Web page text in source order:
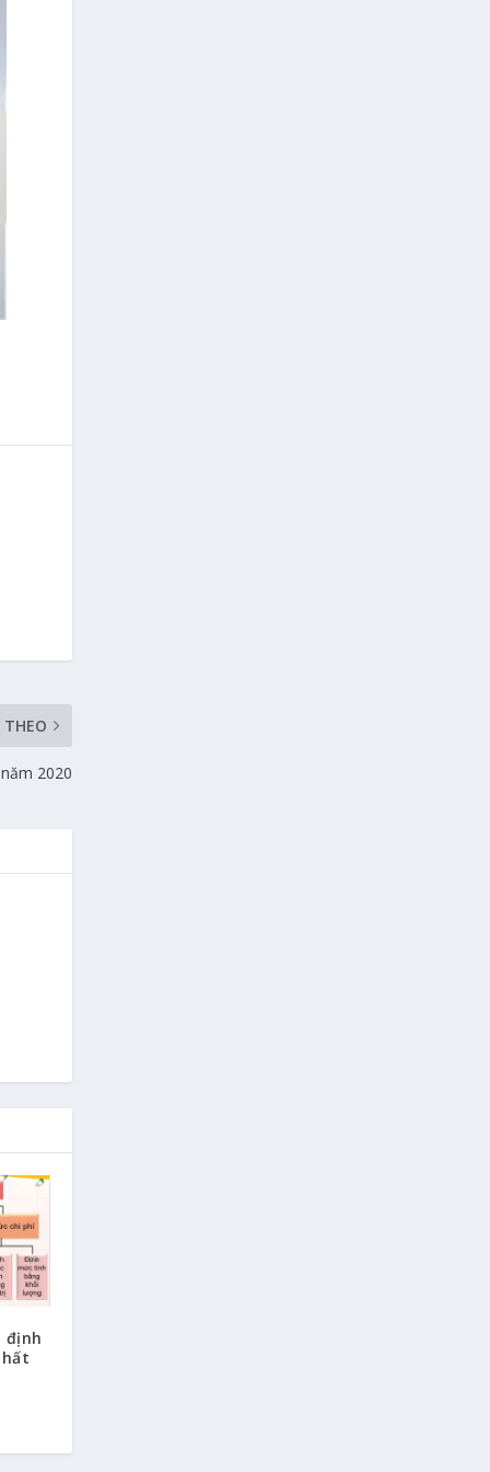
THEO
2020
định